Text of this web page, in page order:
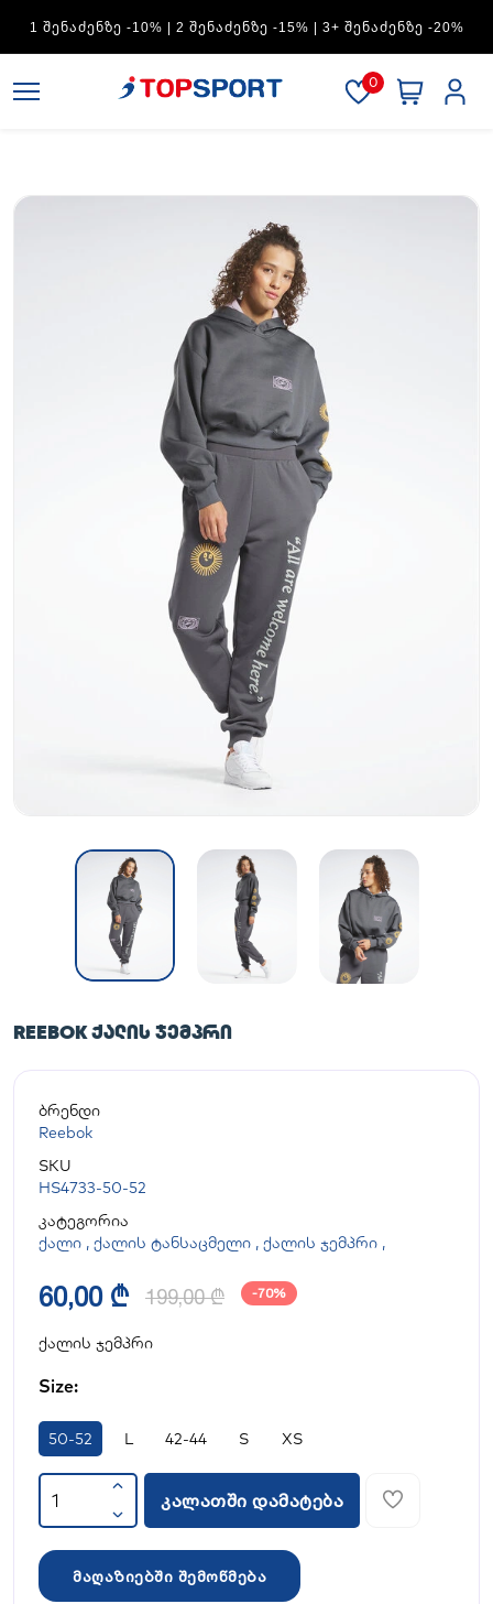
ᲨᲔᲜᲐᲫᲔᲜᲖᲔ -30%
0
REEBOK ᲥᲐᲚᲘᲡ ᲯᲔᲛᲞᲠᲘ
ბრენდი
Reebok
SKU
HS4733-50-52
კატეგორია
ქალი , ქალის ტანსაცმელი , ქალის ჯემპრი ,
60,00 ₾ 199,00 ₾ -70%
ქალის ჯემპრი
Size:
50-52 L 42-44 S XS
კალათში დამატება
მაღაზიებში შემოწმება